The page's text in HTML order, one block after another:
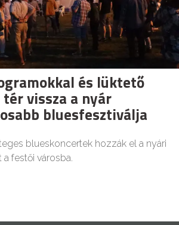
és lüktető
vissza a nyár
bluesfesztiválja
blueskoncertek hozzák el a nyári
festői városba.